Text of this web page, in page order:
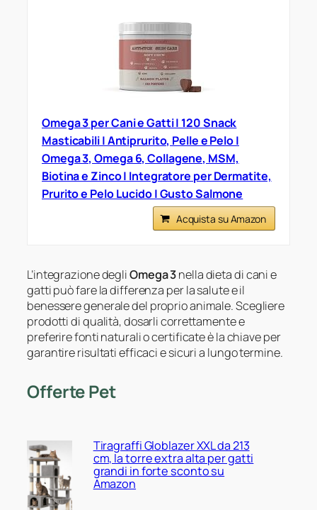
Omega 3 per Cani e Gatti | 120 Snack
Masticabili | Antiprurito, Pelle e Pelo |
Omega 3, Omega 6, Collagene, MSM,
Biotina e Zinco | Integratore per Dermatite,
Prurito e Pelo Lucido | Gusto Salmone
Acquista su Amazon
L’integrazione degliOmega 3nella dieta di cani e
gatti può fare la differenza per la salute e il
benessere generale del proprio animale. Scegliere
prodotti di qualità, dosarli correttamente e
preferire fonti naturali o certificate è la chiave per
garantire risultati efficaci e sicuri a lungo termine.
Offerte Pet
Tiragraffi Globlazer XXL da 213
cm, la torre extra alta per gatti
grandi in forte sconto su
Amazon